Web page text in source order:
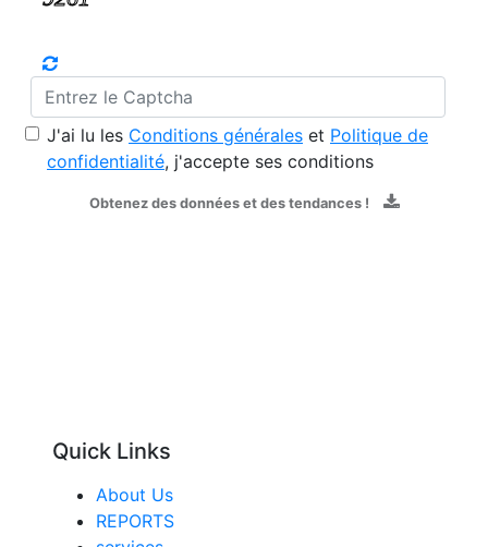
J'ai lu les Conditions générales et Politique de
confidentialité, j'accepte ses conditions
Obtenez des données et des tendances !
Quick Links
About Us
REPORTS